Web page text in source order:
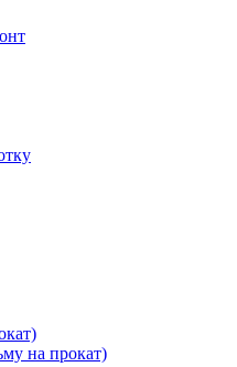
на прокат)